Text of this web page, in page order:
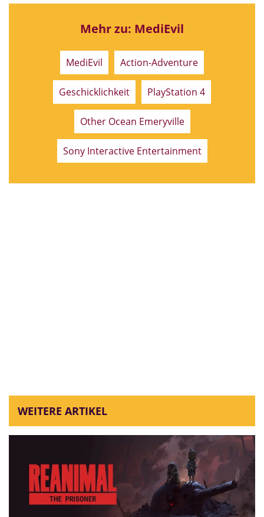
Sony Interactive Entertainment
Verwüstete Straßen und
Alpträume imREANIMAL: The
PrisonerDLC